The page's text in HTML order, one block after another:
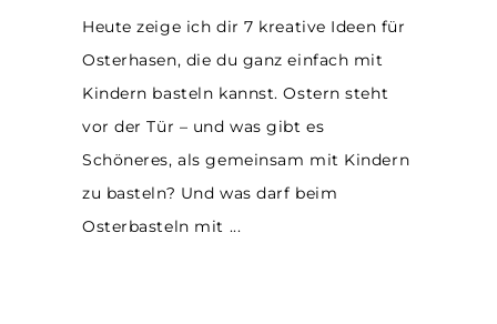
Heute zeige ich dir 7 kreative Ideen für
Osterhasen, die du ganz einfach mit
Kindern basteln kannst. Ostern steht
vor der Tür – und was gibt es
Schöneres, als gemeinsam mit Kindern
zu basteln? Und was darf beim
Osterbasteln mit